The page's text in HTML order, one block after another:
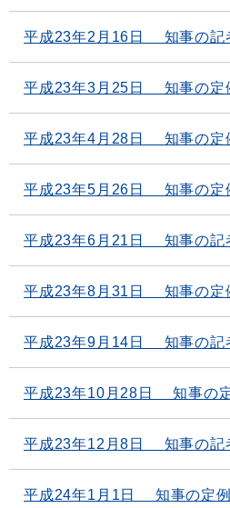
平成23年2月16日 知事の記
平成23年3月25日 知事の定
平成23年4月28日 知事の定
平成23年5月26日 知事の定
平成23年6月21日 知事の記
平成23年8月31日 知事の定
平成23年9月14日 知事の記
平成23年10月28日 知事の
平成23年12月8日 知事の記
平成24年1月1日 知事の定例